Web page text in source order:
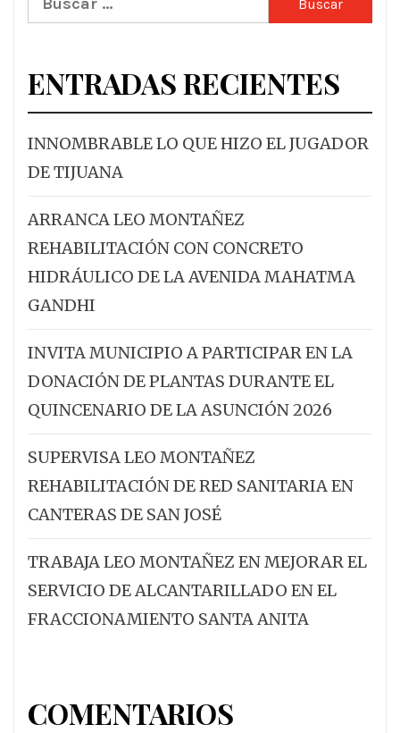
ENTRADAS RECIENTES
INNOMBRABLE LO QUE HIZO EL JUGADOR
DE TIJUANA
ARRANCA LEO MONTAÑEZ
REHABILITACIÓN CON CONCRETO
HIDRÁULICO DE LA AVENIDA MAHATMA
GANDHI
INVITA MUNICIPIO A PARTICIPAR EN LA
DONACIÓN DE PLANTAS DURANTE EL
QUINCENARIO DE LA ASUNCIÓN 2026
SUPERVISA LEO MONTAÑEZ
REHABILITACIÓN DE RED SANITARIA EN
CANTERAS DE SAN JOSÉ
TRABAJA LEO MONTAÑEZ EN MEJORAR EL
SERVICIO DE ALCANTARILLADO EN EL
FRACCIONAMIENTO SANTA ANITA
COMENTARIOS